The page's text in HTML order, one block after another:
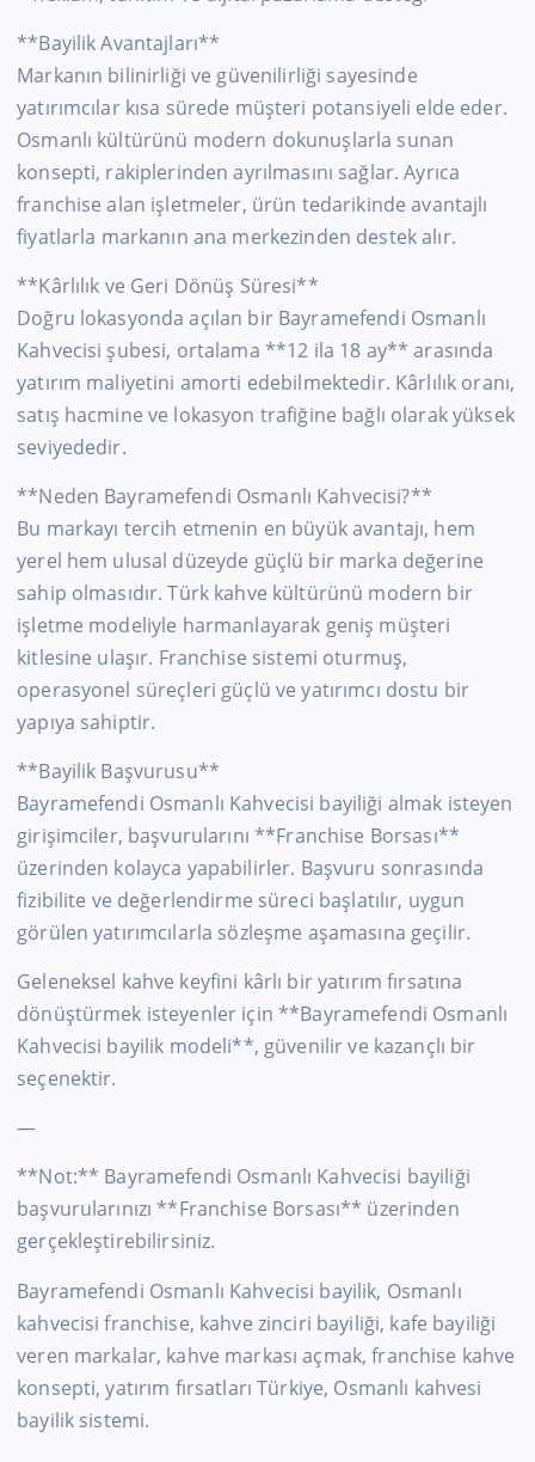
**Bayilik Avantajları**
Markanın bilinirliği ve güvenilirliği sayesinde
yatırımcılar kısa sürede müşteri potansiyeli elde eder.
Osmanlı kültürünü modern dokunuşlarla sunan
konsepti, rakiplerinden ayrılmasını sağlar. Ayrıca
franchise alan işletmeler, ürün tedarikinde avantajlı
fiyatlarla markanın ana merkezinden destek alır.
**Kârlılık ve Geri Dönüş Süresi**
Doğru lokasyonda açılan bir Bayramefendi Osmanlı
Kahvecisi şubesi, ortalama **12 ila 18 ay** arasında
yatırım maliyetini amorti edebilmektedir. Kârlılık oranı,
satış hacmine ve lokasyon trafiğine bağlı olarak yüksek
seviyededir.
**Neden Bayramefendi Osmanlı Kahvecisi?**
Bu markayı tercih etmenin en büyük avantajı, hem
yerel hem ulusal düzeyde güçlü bir marka değerine
sahip olmasıdır. Türk kahve kültürünü modern bir
işletme modeliyle harmanlayarak geniş müşteri
kitlesine ulaşır. Franchise sistemi oturmuş,
operasyonel süreçleri güçlü ve yatırımcı dostu bir
yapıya sahiptir.
**Bayilik Başvurusu**
Bayramefendi Osmanlı Kahvecisi bayiliği almak isteyen
girişimciler, başvurularını **Franchise Borsası**
üzerinden kolayca yapabilirler. Başvuru sonrasında
fizibilite ve değerlendirme süreci başlatılır, uygun
görülen yatırımcılarla sözleşme aşamasına geçilir.
Geleneksel kahve keyfini kârlı bir yatırım fırsatına
dönüştürmek isteyenler için **Bayramefendi Osmanlı
Kahvecisi bayilik modeli**, güvenilir ve kazançlı bir
seçenektir.
—
**Not:** Bayramefendi Osmanlı Kahvecisi bayiliği
başvurularınızı **Franchise Borsası** üzerinden
gerçekleştirebilirsiniz.
Bayramefendi Osmanlı Kahvecisi bayilik, Osmanlı
kahvecisi franchise, kahve zinciri bayiliği, kafe bayiliği
veren markalar, kahve markası açmak, franchise kahve
konsepti, yatırım fırsatları Türkiye, Osmanlı kahvesi
bayilik sistemi.